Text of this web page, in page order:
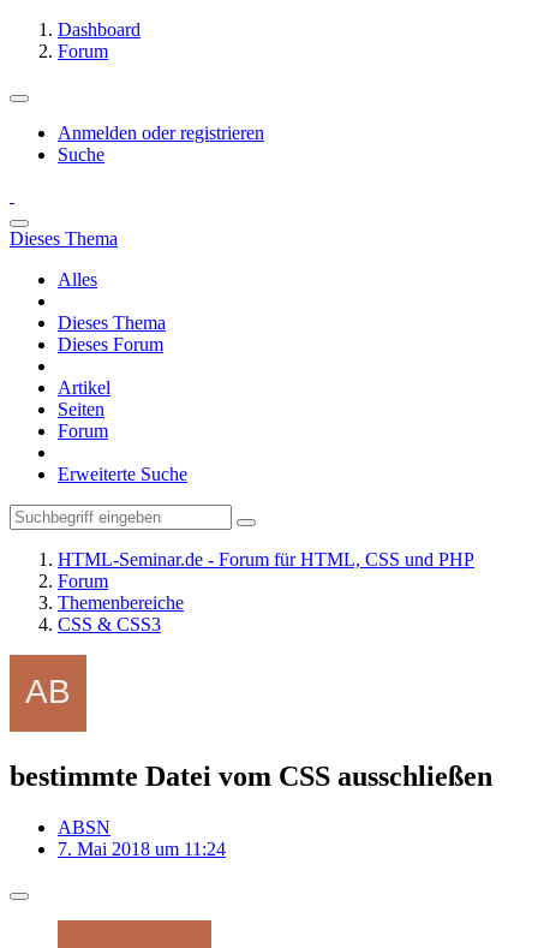
Dashboard
Forum
Anmelden oder registrieren
Suche
Dieses Thema
Alles
Dieses Thema
Dieses Forum
Artikel
Seiten
Forum
Erweiterte Suche
HTML-Seminar.de - Forum für HTML, CSS und PHP
Forum
Themenbereiche
CSS & CSS3
bestimmte Datei vom CSS ausschließen
ABSN
7. Mai 2018 um 11:24